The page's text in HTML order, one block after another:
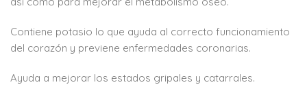
Contiene potasio lo que ayuda al correcto funcionamiento
del corazón y previene enfermedades coronarias.
Ayuda a mejorar los estados gripales y catarrales.